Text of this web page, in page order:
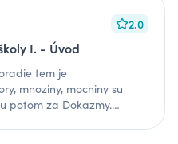
2.0
I. - Úvod
tem je
mnoziny, mocniny su
potom za Dokazmy.